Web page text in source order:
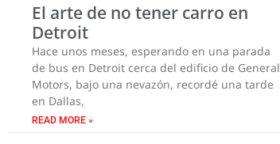
El arte de no tener carro en
Detroit
Hace unos meses, esperando en una parada
de bus en Detroit cerca del edificio de General
Motors, bajo una nevazón, recordé una tarde
en Dallas,
READ MORE »